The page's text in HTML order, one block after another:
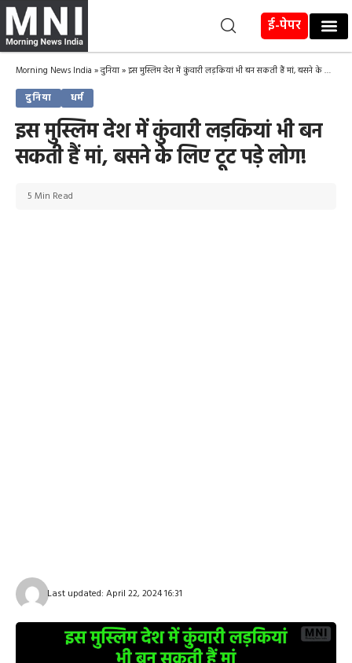
ई-पेपर
Morning News India »दुनिया»इस मुस्लिम देश में कुंवारी लड़कियां भी बन सकती हैं मां, बसने के लिए टूट पड़े लोग!
दुनिया धर्म
इस मुस्लिम देश में कुंवारी लड़कियां भी बन
सकती हैं मां, बसने के लिए टूट पड़े लोग!
Last updated: April 22, 2024 16:31
5 Min Read